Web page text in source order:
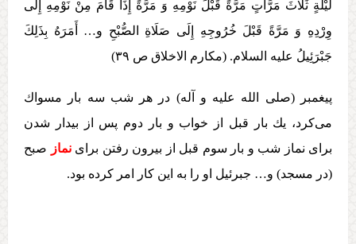
لَيْلَةٍ ثَلَاثَ مَرَّاتٍ مَرَّةً قَبْلَ نَوْمِهِ وَ مَرَّةً إِذَا قَامَ مِنْ نَوْمِهِ إِلَی
وِرْدِهِ وَ مَرَّةً قَبْلَ خُرُوجِهِ إِلَی صَلَاةِ الصُّبْحِ و… أَمَرَهُ بِذَلِكَ
جَبْرَئِيلُ علیه السلام. (مکارم الاخلاق ص ۳۹)
پيغمبر (صلی الله علیه و آله) در هر شب سه بار مسواك
می‌‏كرد، يك بار قبل از خواب و بار دوم‏ پس از بيدار شدن
برای نماز شب و بار سوم قبل از بيرون رفتن براینماز صبح
(در مسجد) و… جبرئيل او را به اين كار امر كرده بود.